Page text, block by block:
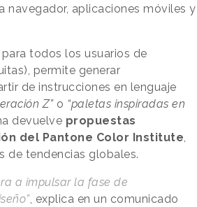
navegador, aplicaciones móviles y
todos los usuarios de
permite generar
de instrucciones en lenguaje
Z”o “paletas inspiradas en
devuelve propuestas
del Pantone Color Institute,
de tendencias globales.
a impulsar la fase de
, explica en un comunicado